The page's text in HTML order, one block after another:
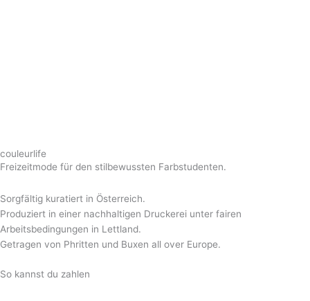
couleurlife
Freizeitmode für den stilbewussten Farbstudenten.
Sorgfältig kuratiert in Österreich.
Produziert in einer nachhaltigen Druckerei unter fairen
Arbeitsbedingungen in Lettland.
Getragen von Phritten und Buxen all over Europe.
So kannst du zahlen